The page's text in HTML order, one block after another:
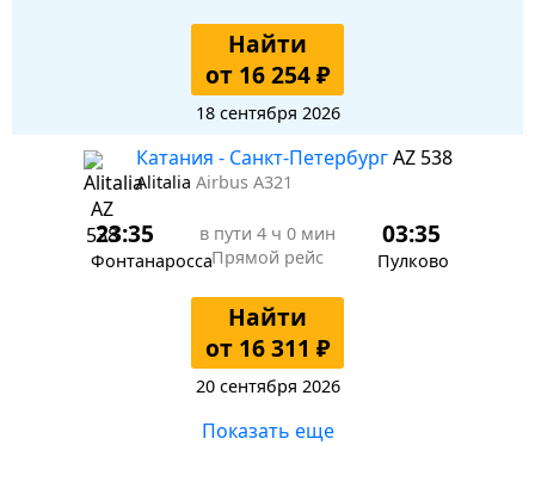
Найти
от 16 254 ₽
18 сентября 2026
Катания - Санкт-ПетербургAZ 538
Alitalia Airbus A321
23:35
Фонтанаросса
в пути 4 ч 0 мин
Прямой рейс
03:35
Пулково
Найти
от 16 311 ₽
20 сентября 2026
Показать еще